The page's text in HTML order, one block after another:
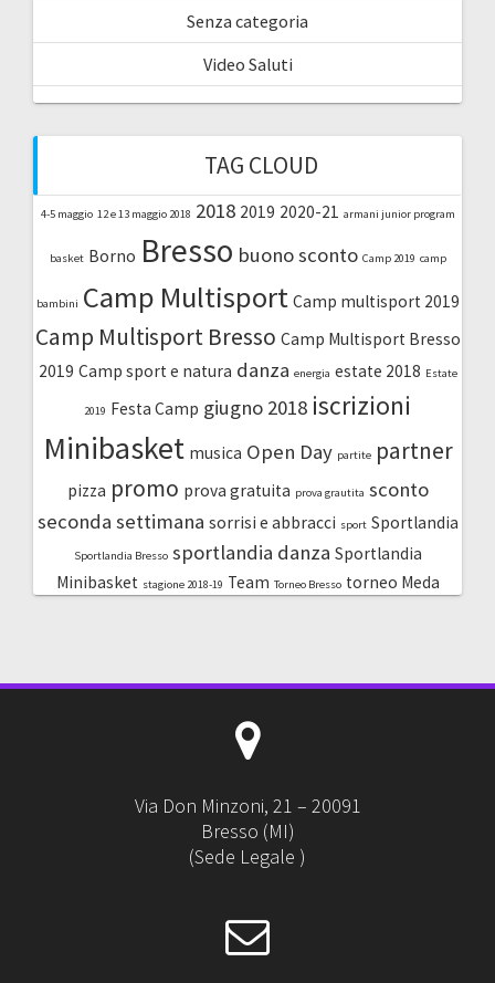
Senza categoria
Video Saluti
TAG CLOUD
4-5 maggio 12 e 13 maggio 2018 2018 2019 2020-21 armani junior program
basket Borno Bresso buono sconto Camp 2019 camp
bambini Camp Multisport Camp multisport 2019
Camp Multisport Bresso Camp Multisport Bresso
2019 Camp sport e natura danza energia estate 2018 Estate
2019 Festa Camp giugno 2018 iscrizioni
Minibasket musica Open Day partite partner
pizza promo prova gratuita prova grautita sconto
seconda settimana sorrisi e abbracci sport Sportlandia
Sportlandia Bresso sportlandia danza Sportlandia
Minibasket stagione 2018-19 Team Torneo Bresso torneo Meda
Via Don Minzoni, 21 – 20091
Bresso (MI)
(Sede Legale )